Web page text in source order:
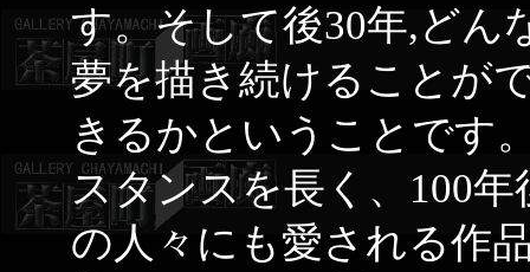
す。そして後30年,どん
夢を描き続けることが
きるかということです
スタンスを長く、100年
の人々にも愛される作